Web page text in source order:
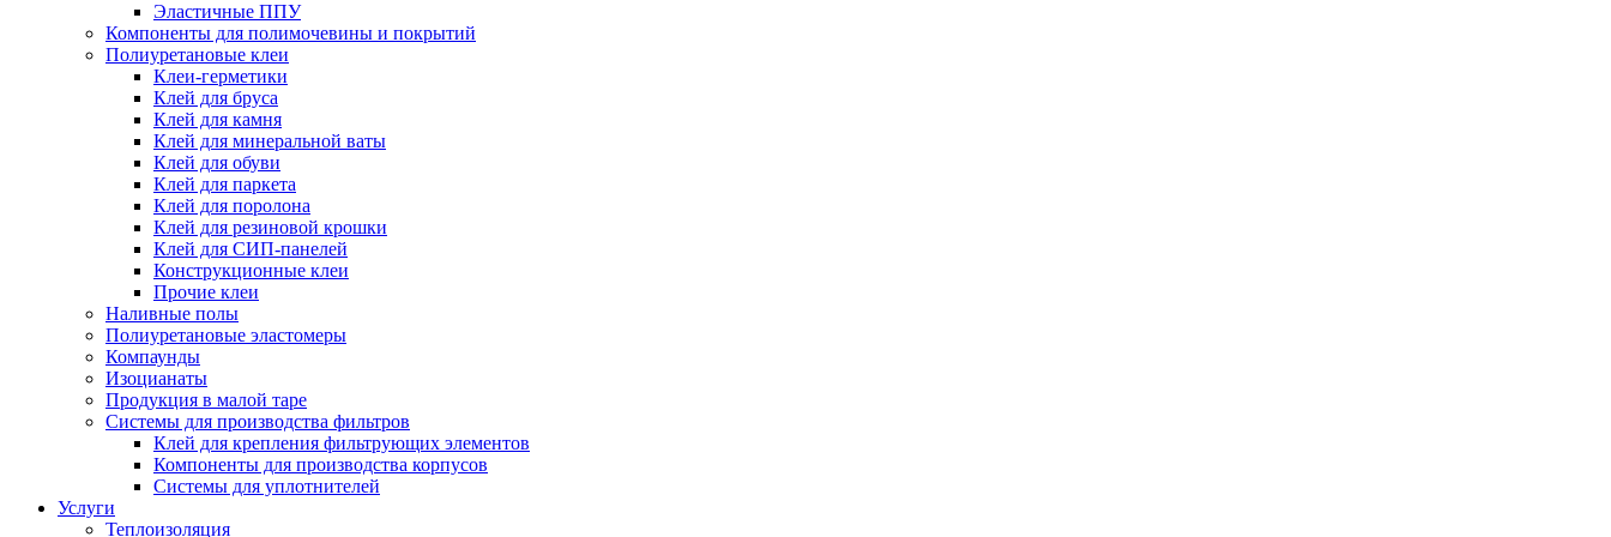
Эластичные ППУ
Компоненты для полимочевины и покрытий
Полиуретановые клеи
Клеи-герметики
Клей для бруса
Клей для камня
Клей для минеральной ваты
Клей для обуви
Клей для паркета
Клей для поролона
Клей для резиновой крошки
Клей для СИП-панелей
Конструкционные клеи
Прочие клеи
Наливные полы
Полиуретановые эластомеры
Компаунды
Изоцианаты
Продукция в малой таре
Системы для производства фильтров
Клей для крепления фильтрующих элементов
Компоненты для производства корпусов
Системы для уплотнителей
Услуги
Теплоизоляция